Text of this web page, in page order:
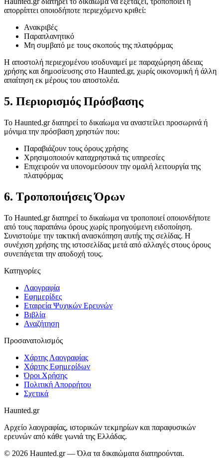
απορρίπτει οποιοδήποτε περιεχόμενο κριθεί:
Ανακριβές
Παραπλανητικό
Μη συμβατό με τους σκοπούς της πλατφόρμας
Η αποστολή περιεχομένου ισοδυναμεί με παραχώρηση άδειας
χρήσης και δημοσίευσης στο Haunted.gr, χωρίς οικονομική ή άλλη
απαίτηση εκ μέρους του αποστολέα.
5. Περιορισμός Πρόσβασης
Το Haunted.gr διατηρεί το δικαίωμα να αναστείλει προσωρινά ή
μόνιμα την πρόσβαση χρηστών που:
Παραβιάζουν τους όρους χρήσης
Χρησιμοποιούν καταχρηστικά τις υπηρεσίες
Επιχειρούν να υπονομεύσουν την ομαλή λειτουργία της
πλατφόρμας
6. Τροποποιήσεις Όρων
Το Haunted.gr διατηρεί το δικαίωμα να τροποποιεί οποιονδήποτε
από τους παραπάνω όρους χωρίς προηγούμενη ειδοποίηση.
Συνιστούμε την τακτική ανασκόπηση αυτής της σελίδας. Η
συνέχιση χρήσης της ιστοσελίδας μετά από αλλαγές στους όρους
συνεπάγεται την αποδοχή τους.
Κατηγορίες
Λαογραφία
Εφημερίδες
Εταιρεία Ψυχικών Ερευνών
Βιβλία
Αναζήτηση
Προσανατολισμός
Χάρτης Λαογραφίας
Χάρτης Εφημερίδων
Όροι Χρήσης
Πολιτική Απορρήτου
Σχετικά
Haunted.gr
Αρχείο λαογραφίας, ιστορικών τεκμηρίων και παραφυσικών
ερευνών από κάθε γωνιά της Ελλάδας.
© 2026 Haunted.gr— Όλα τα δικαιώματα διατηρούνται.